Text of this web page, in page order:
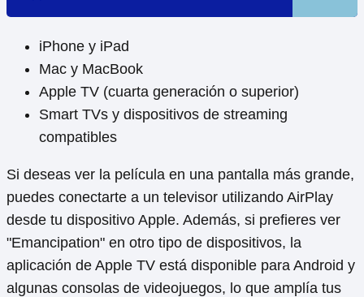
iPhone y iPad
Mac y MacBook
Apple TV (cuarta generación o superior)
Smart TVs y dispositivos de streaming
compatibles
Si deseas ver la película en una pantalla más grande,
puedes conectarte a un televisor utilizando AirPlay
desde tu dispositivo Apple. Además, si prefieres ver
"Emancipation" en otro tipo de dispositivos, la
aplicación de Apple TV está disponible para Android y
algunas consolas de videojuegos, lo que amplía tus